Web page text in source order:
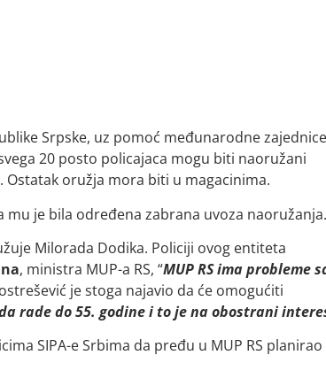
Srpske, uz pomoć međunarodne zajednice
20 posto policajaca mogu biti naoružani
Ostatak oružja mora biti u magacinima.
mu je bila određena zabrana uvoza naoružanja.
Milorada Dodika. Policiji ovog entiteta
, ministra MUP-a RS, “MUP RS ima probleme
je stoga najavio da će omogućiti
rade do 55. godine i to je na obostrani
SIPA-e Srbima da pređu u MUP RS planirao